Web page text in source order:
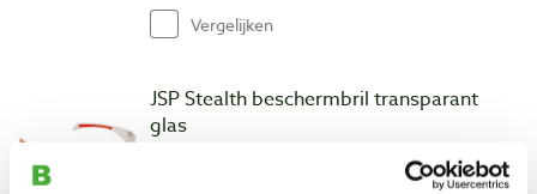
Vergelijken
JSP Stealth beschermbril transparant
glas